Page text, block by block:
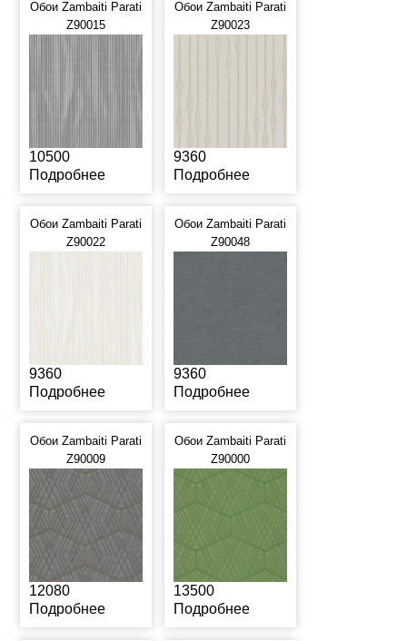
Обои Zambaiti Parati
Z90015
10500
Подробнее
Обои Zambaiti Parati
Z90023
9360
Подробнее
Обои Zambaiti Parati
Z90022
9360
Подробнее
Обои Zambaiti Parati
Z90048
9360
Подробнее
Обои Zambaiti Parati
Z90009
12080
Подробнее
Обои Zambaiti Parati
Z90000
13500
Подробнее